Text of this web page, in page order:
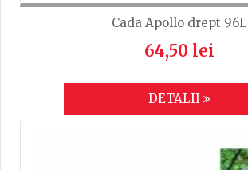
Cada Apollo drept 96L
64,50 lei
DETALII